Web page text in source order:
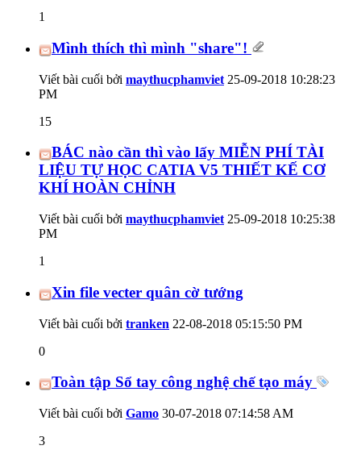
1
Mình thích thì mình "share"!
Viết bài cuối bởi maythucphamviet 25-09-2018 10:28:23
PM
15
BÁC nào cần thì vào lấy MIỄN PHÍ TÀI
LIỆU TỰ HỌC CATIA V5 THIẾT KẾ CƠ
KHÍ HOÀN CHỈNH
Viết bài cuối bởi maythucphamviet 25-09-2018 10:25:38
PM
1
Xin file vecter quân cờ tướng
Viết bài cuối bởi tranken 22-08-2018 05:15:50 PM
0
Toàn tập Sổ tay công nghệ chế tạo máy
Viết bài cuối bởi Gamo 30-07-2018 07:14:58 AM
3